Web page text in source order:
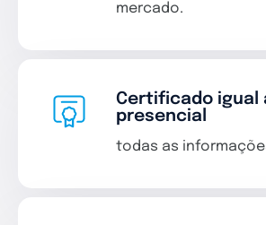
mercado.
Certificado igual
presencial
todas as